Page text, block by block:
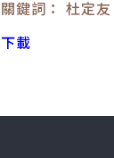
關鍵詞： 杜定
下載